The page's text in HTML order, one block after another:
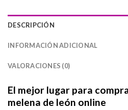
DESCRIPCIÓN
INFORMACIÓN ADICIONAL
VALORACIONES (0)
El mejor lugar para
melena de león online